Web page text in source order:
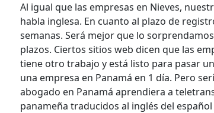
Al igual que las empresas en Nieves,
habla inglesa. En cuanto al plazo de
semanas. Será mejor que lo
plazos. Ciertos sitios web dicen que las
tiene otro trabajo y está listo para pasar
una empresa en Panamá en 1 día. Pero
abogado en Panamá aprendiera a
panameña traducidos al inglés del